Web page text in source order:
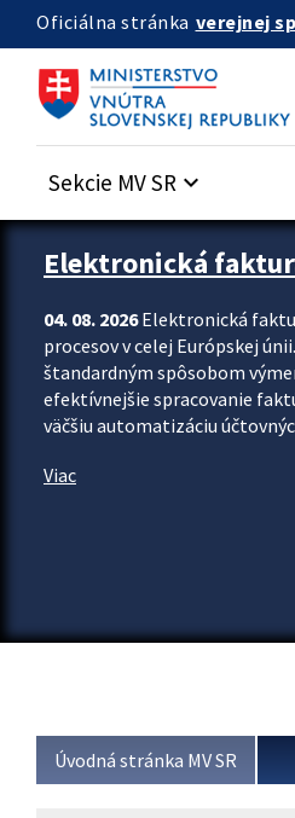
Preskocit na hlavný obsah
Oficiálna stránka verejnej
Sekcie MV SR keyboard_arrow_down
Zastavit automatický posun upútavok
Elektronická
04. 08. 2026Elektronická
procesov v celej Európskej
štandardným spôsobom
efektívnejšie spracovanie
väčšiu automatizáciu
Viac
Úvodná stránka MV SR